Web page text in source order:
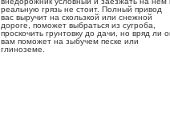
реальную грязь не стоит. Полный привод
вас выручит на скользкой или снежной
дороге, поможет выбраться из сугроба,
проскочить грунтовку до дачи, но вряд ли
вам поможет на зыбучем песке или
глиноземе.